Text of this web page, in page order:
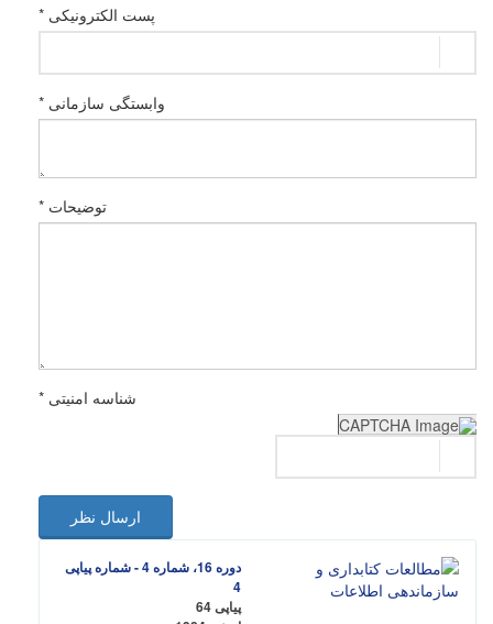
پست الکترونیکی *
وابستگی سازمانی *
توضیحات *
شناسه امنیتی *
ارسال نظر
دوره 16، شماره 4 - شماره پیاپی
4
پیاپی 64